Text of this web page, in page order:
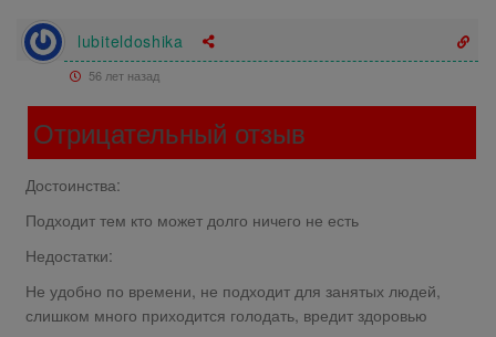
lubiteldoshika
56 лет назад
Отрицательный отзыв
Достоинства:
Подходит тем кто может долго ничего не есть
Недостатки:
Не удобно по времени, не подходит для занятых людей,
слишком много приходится голодать, вредит здоровью